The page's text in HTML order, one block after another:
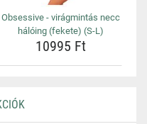
Obsessive - virágmintás necc
hálóing (fekete) (S-L)
10995 Ft